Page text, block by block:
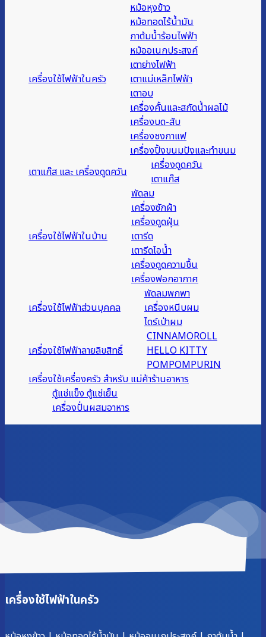
เครื่องใช้ไฟฟ้าในครัว
หม้อหุงข้าว
หม้อทอดไร้น้ำมัน
กาต้มน้ำร้อนไฟฟ้า
หม้ออเนกประสงค์
เตาย่างไฟฟ้า
เตาแม่เหล็กไฟฟ้า
เตาอบ
เครื่องคั้นและสกัดน้ำผลไม้
เครื่องบด-สับ
เครื่องชงกาแฟ
เครื่องปิ้งขนมปังและทำขนม
เตาแก๊ส และ เครื่องดูดควัน
เครื่องดูดควัน
เตาแก๊ส
เครื่องใช้ไฟฟ้าในบ้าน
พัดลม
เครื่องซักผ้า
เครื่องดูดฝุ่น
เตารีด
เตารีดไอน้ำ
เครื่องดูดความชื้น
เครื่องฟอกอากาศ
เครื่องใช้ไฟฟ้าส่วนบุคคล
พัดลมพกพา
เครื่องหนีบผม
ไดร์เป่าผม
เครื่องใช้ไฟฟ้าลายลิขสิทธิ์
CINNAMOROLL
HELLO KITTY
POMPOMPURIN
เครื่องใช้เครื่องครัว สำหรับ แม่ค้าร้านอาหาร
ตู้แช่แข็ง ตู้แช่เย็น
เครื่องปั่นผสมอาหาร
เครื่องใช้ไฟฟ้าในครัว